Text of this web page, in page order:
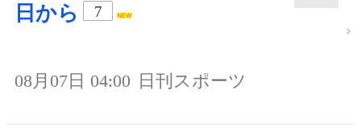
日から
7
08月07日 04:00 日刊スポーツ